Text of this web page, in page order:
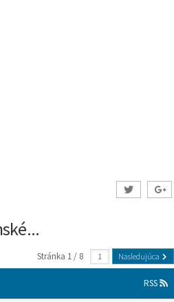
Stránka 1 / 8 Nasledujúca
RSS